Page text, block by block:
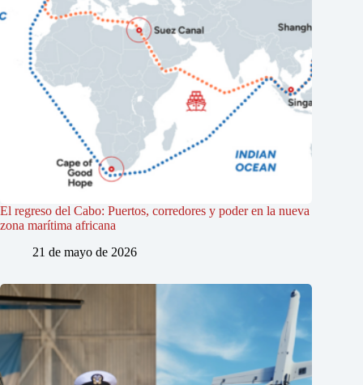
El regreso del Cabo: Puertos, corredores y poder en la nueva
zona marítima africana
21 de mayo de 2026